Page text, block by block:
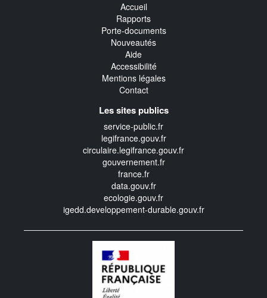
Accueil
Rapports
Porte-documents
Nouveautés
Aide
Accessibilité
Mentions légales
Contact
Les sites publics
service-public.fr
legifrance.gouv.fr
circulaire.legifrance.gouv.fr
gouvernement.fr
france.fr
data.gouv.fr
ecologie.gouv.fr
igedd.developpement-durable.gouv.fr